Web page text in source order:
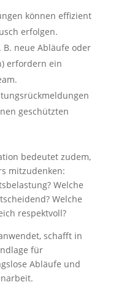
können effizient
erfolgen.
B. neue Abläufe oder
erfordern ein
geschützten
bedeutet zudem,
mitzudenken:
Welche
Welche
respektvoll?
schafft in
für
Abläufe und